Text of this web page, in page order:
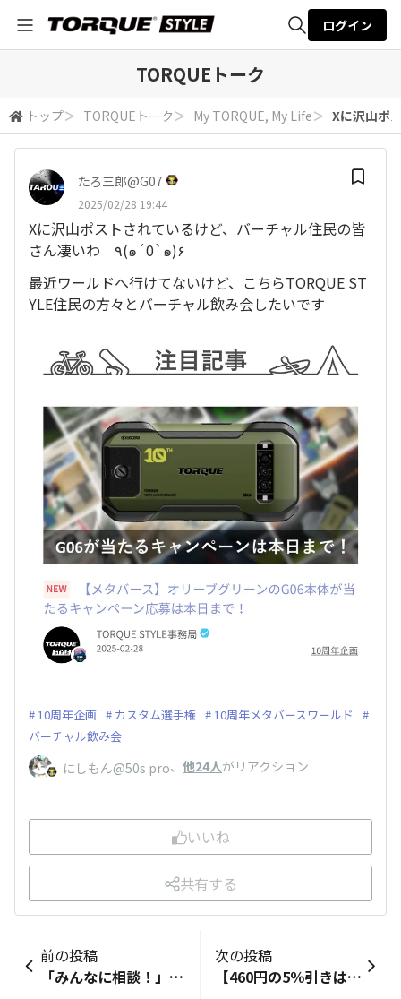
検索
ログイン
TORQUEトーク
トップ＞ TORQUEトーク ＞ My TORQUE, My Life＞ Xに沢山ポ
たろ三郎@G07
2025/02/28 19:44
Xに沢山ポストされているけど、バーチャル住民の皆
さん凄いわ ٩(๑´0`๑)۶
最近ワールドへ行けてないけど、こちらTORQUE ST
YLE住民の方々とバーチャル飲み会したいです
10周年企画 カスタム選手権
10周年メタバースワールド
バーチャル飲み会
にしもん@50s pro、 他24人がリアクション
いいね
共有する
前の投稿
「みんなに相談！」受付終了のナゾ 相談のフィルタに"新着の投稿"、"注目の投稿"、"回答募集中"、"解決済み"がありますが、更に"受付終了"があるのをご存知でしょうか。 スマホでは確認し易いのですが、パソコンの広い画面では表示されません。しかしウィンドウを狭めていくと現れます。 さて、この"受付終了"は何でしょうね。 皆様のコメントをお待ちしています。 ベースシステムをカスタマイズした際の消し忘れという事も考えられますけど。
次の投稿
【460円の5％引きはいくら？】瞬時に計算できない人は二流。では、数字に強い一流はどう考える？